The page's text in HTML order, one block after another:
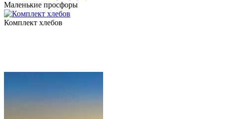
Маленькие просфоры
Комплект хлебов